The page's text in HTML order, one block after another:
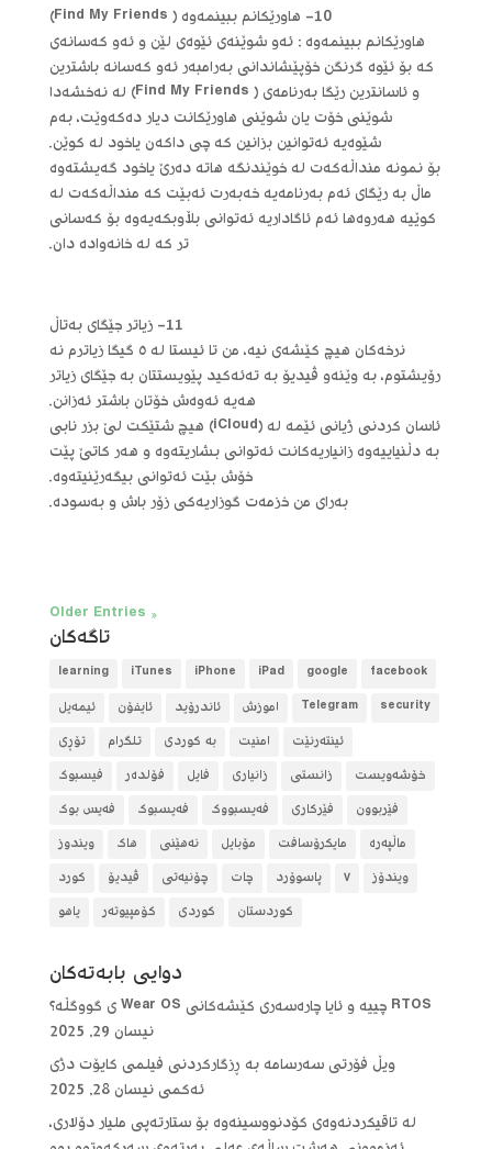
10- هاورێکانم ببینمه‌وه‌ ( Find My Friends)
هاورێکانم ببینمه‌وه‌ : ئه‌و شوێنه‌ی ئێوه‌ی لێن و ئه‌و که‌سانه‌ی
که‌ بۆ ئێوه‌ گرنگن خۆپێشاندانی به‌رامبه‌ر ئه‌و که‌سانه‌ باشترین
و ئاسانترین رێگا به‌رنامه‌ی ( Find My Friends) له‌ نه‌خشه‌دا
شوێنی خۆت یان شوێنی هاورێکانت دیار ده‌که‌وێت، به‌م
شێوه‌یه‌ ئه‌توانین بزانین که‌ چی داکه‌ن یاخود له‌ کوێن.
بۆ نمونه‌ منداڵه‌که‌ت له‌ خوێندنگه‌ هاته‌ ده‌رێ یاخود گه‌یشته‌وه‌
ماڵ به‌ رێگای ئه‌م به‌رنامه‌یه‌ خه‌به‌رت ئه‌بێت که‌ منداڵه‌که‌ت له‌
کوێیه‌ هه‌روه‌ها ئه‌م ئاگاداریه‌ ئه‌توانی بڵاوبکه‌یه‌وه‌ بۆ که‌سانی
تر که‌ له‌ خانه‌واده‌ دان.
11- زیاتر جێگای به‌تاڵ
نرخه‌کان هیچ کێشه‌ی نیه‌، من تا ئیستا له‌ ۵ گیگا زیاترم نه‌
رۆیشتوم، به‌ وێنه‌و ڤیدیۆ به‌ ته‌ئه‌کید پێویستتان به‌ جێگای زیاتر
هه‌یه‌ ئه‌وه‌ش خۆتان باشتر ئه‌زانن.
ئاسان کردنی ژیانی ئێمه‌ له‌ (iCloud) هیچ شتێکت لێ بزر نابی
به‌ دڵنیاییه‌وه‌ زانیاریه‌کانت ئه‌توانی بشاریته‌وه‌ و هه‌ر کاتێ پێت
خۆش بێت ئه‌توانی بیگه‌رێنیته‌وه‌.
به‌رای من خزمه‌ت گوزاریه‌کی زۆر باش و به‌سوده‌.
« Older Entries
تاگه‌كان
facebook
google
iPad
iPhone
iTunes
learning
security
Telegram آموزش ئاندرۆید ئایفۆن
ئیمەیل
ئینتەرنێت
امنیت بە کوردی تلگرام
تۆڕی
خۆشەویست
زانستی زانیاری فایل فۆلده‌ر
فیسبوک
فێربوون
فێرکاری فەیسبووک فەیسبوک
فەیس بوک
ماڵپەرە
مایکرۆسافت مۆبایل نەهێنی هاک
ویندوز
ویندۆز
٧ پاسوۆرد چات چۆنیەتی ڤیدیۆ
کورد
کوردستان
کوردی کۆمپیوتەر یاهو
دوایی بابه‌ته‌كان
RTOS چییە و ئایا چارەسەری کێشەکانی Wear OS ی گووگڵە؟
نیسان 29, 2025
ویڵ فۆرتی سەرسامە بە ڕزگارکردنی فیلمی کایۆت دژی
ئەکمی نیسان 28, 2025
لە تاقیکردنەوەی کۆدنووسینەوە بۆ ستارتەپی ملیار دۆلاری،